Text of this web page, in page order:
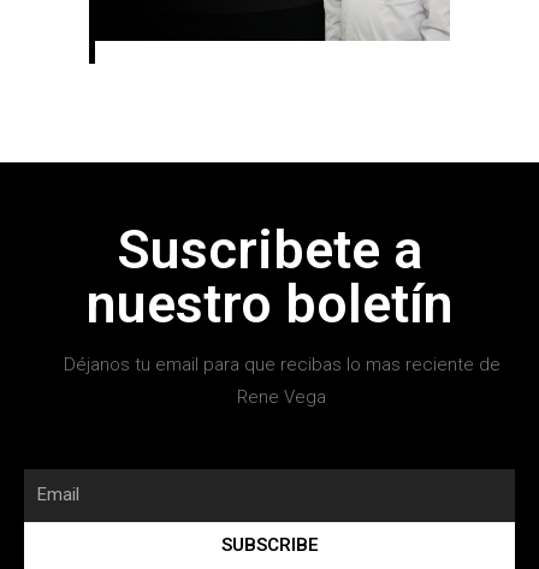
Suscribete a
nuestro boletín
Déjanos tu email para que recibas lo mas reciente de
Rene Vega
SUBSCRIBE